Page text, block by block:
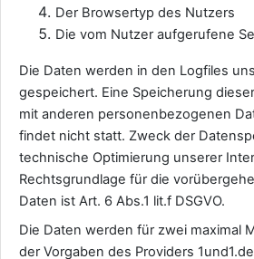
Der Browsertyp des Nutzers
Die vom Nutzer aufgerufene
Die Daten werden in den Logfiles
gespeichert. Eine Speicherung
mit anderen personenbezogenen
findet nicht statt. Zweck der
technische Optimierung unserer
Rechtsgrundlage für die
Daten ist Art. 6 Abs.1 lit.f DSGVO.
Die Daten werden für zwei maximal
der Vorgaben des Providers